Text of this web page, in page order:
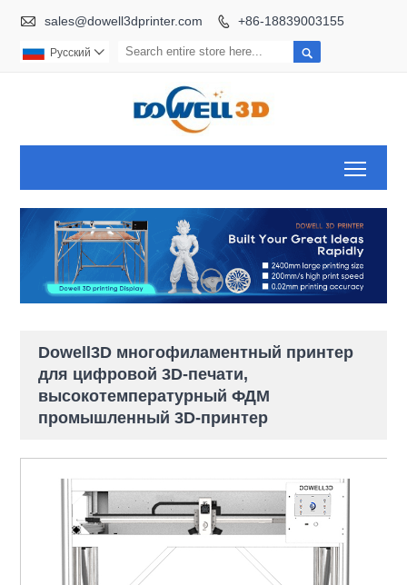
 sales@dowell3dprinter.com  +86-18839003155

Pусский 
Dowell3D многофиламентный принтер
для цифровой 3D-печати,
высокотемпературный ФДМ
промышленный 3D-принтер